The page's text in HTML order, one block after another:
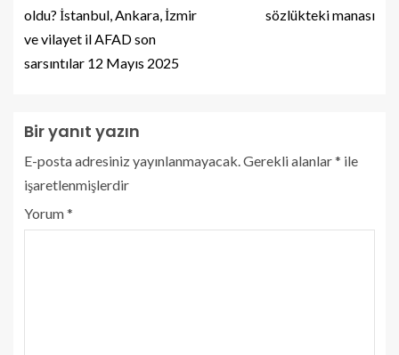
oldu? İstanbul, Ankara, İzmir
ve vilayet il AFAD son
sarsıntılar 12 Mayıs 2025
sözlükteki manası
Bir yanıt yazın
E-posta adresiniz yayınlanmayacak.Gerekli alanlar* ile
işaretlenmişlerdir
Yorum*